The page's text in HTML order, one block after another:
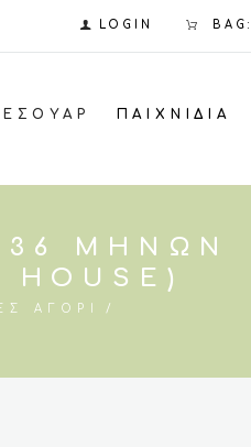
LOGIN BAG:
ΠΑΙΧΝΊΔΙΑ
36 ΜΗΝΏΝ
ΑΓΌΡΙ